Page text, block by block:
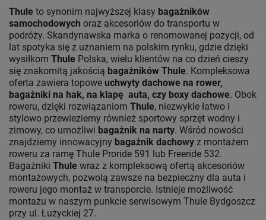
Thule to synonim najwyższej klasy bagażników
samochodowych oraz akcesoriów do transportu w
podróży. Skandynawska marka o renomowanej pozycji, od
lat spotyka się z uznaniem na polskim rynku, gdzie dzięki
wysiłkom Thule Polska, wielu klientów na co dzień cieszy
się znakomitą jakością bagażników Thule. Kompleksowa
oferta zawiera topowe uchwyty dachowe na rower,
bagażniki na hak, na klapę auta, czy boxy dachowe. Obok
roweru, dzięki rozwiązaniom Thule, niezwykle łatwo i
stylowo przewieziemy również sportowy sprzęt wodny i
zimowy, co umożliwi bagażnik na narty. Wśród nowości
znajdziemy innowacyjny bagażnik dachowy z montażem
roweru za ramę Thule Proride 591 lub Freeride 532.
Bagażniki Thule wraz z kompleksową ofertą akcesoriów
montażowych, pozwolą zawsze na bezpieczny dla auta i
roweru jego montaż w transporcie. Istnieje możliwość
montażu w naszym punkcie serwisowym Thule Bydgoszcz
przy ul. Łużyckiej 27.